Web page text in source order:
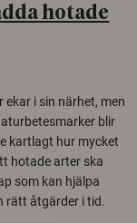
hotade
ekar i sin närhet, men
blir
kartlagt hur mycket
hotade arter ska
som kan hjälpa
rätt åtgärder i tid.